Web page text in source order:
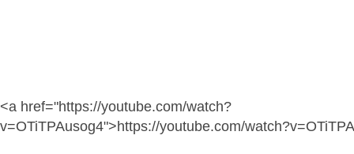
<a href="https://youtube.com/watch?
v=OTiTPAusog4">https://youtube.com/